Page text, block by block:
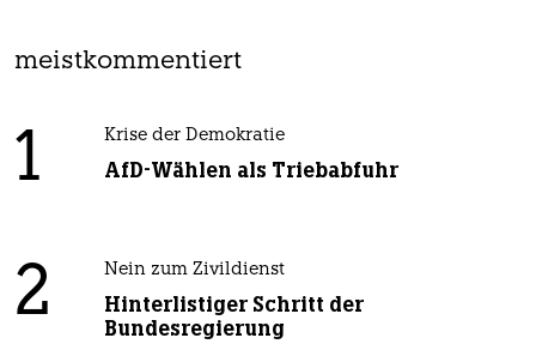
meistkommentiert
1 Krise der Demokratie
AfD-Wählen als Triebabfuhr
2 Nein zum Zivildienst
Hinterlistiger Schritt der
Bundesregierung